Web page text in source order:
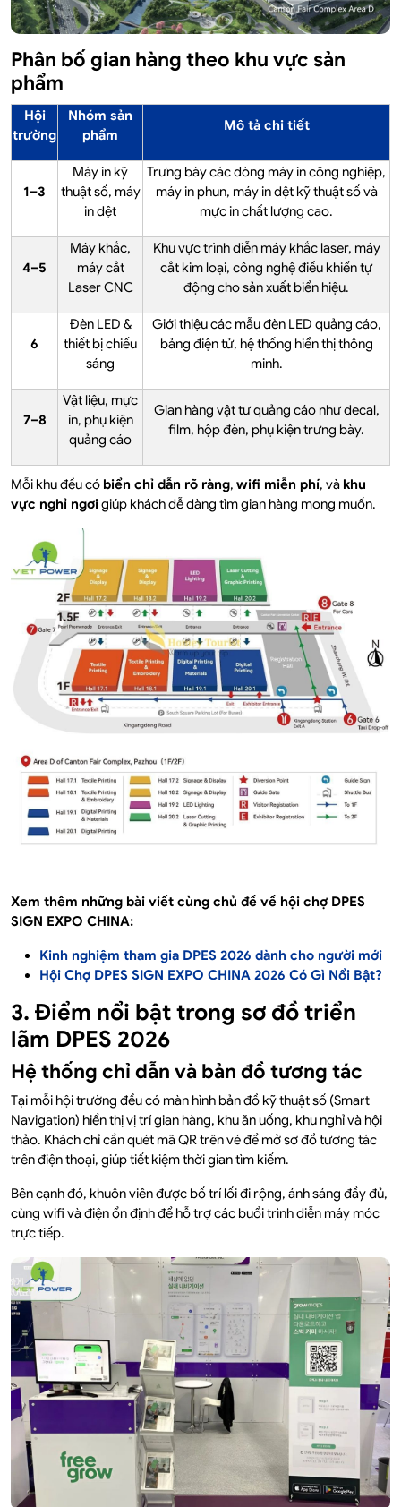
Phân bố gian hàng theo khu vực sản
phẩm
Hội
trường
Nhóm sản
phẩm
Mô tả chi tiết
1–3
Máy in kỹ
thuật số, máy
in dệt
Trưng bày các dòng máy in công nghiệp,
máy in phun, máy in dệt kỹ thuật số và
mực in chất lượng cao.
4–5
Máy khắc,
máy cắt
Laser CNC
Khu vực trình diễn máy khắc laser, máy
cắt kim loại, công nghệ điều khiển tự
động cho sản xuất biển hiệu.
6
Đèn LED &
thiết bị chiếu
sáng
Giới thiệu các mẫu đèn LED quảng cáo,
bảng điện tử, hệ thống hiển thị thông
minh.
7–8
Vật liệu, mực
in, phụ kiện
quảng cáo
Gian hàng vật tư quảng cáo như decal,
film, hộp đèn, phụ kiện trưng bày.
Mỗi khu đều có biển chỉ dẫn rõ ràng, wifi miễn phí, và khu
vực nghỉ ngơigiúp khách dễ dàng tìm gian hàng mong muốn.
Xem thêm những bài viết cùng chủ đề về hội chợ DPES
SIGN EXPO CHINA:
Kinh nghiệm tham gia DPES 2026 dành cho người mới
Hội Chợ DPES SIGN EXPO CHINA 2026 Có Gì Nổi Bật?
3. Điểm nổi bật trong sơ đồ triển
lãm DPES 2026
Hệ thống chỉ dẫn và bản đồ tương tác
Tại mỗi hội trường đều có màn hình bản đồ kỹ thuật số (Smart
Navigation) hiển thị vị trí gian hàng, khu ăn uống, khu nghỉ và hội
thảo. Khách chỉ cần quét mã QR trên vé để mở sơ đồ tương tác
trên điện thoại, giúp tiết kiệm thời gian tìm kiếm.
Bên cạnh đó, khuôn viên được bố trí lối đi rộng, ánh sáng đầy đủ,
cùng wifi và điện ổn định để hỗ trợ các buổi trình diễn máy móc
trực tiếp.